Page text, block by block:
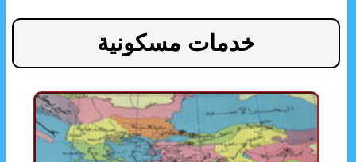
خدمات مسكونية